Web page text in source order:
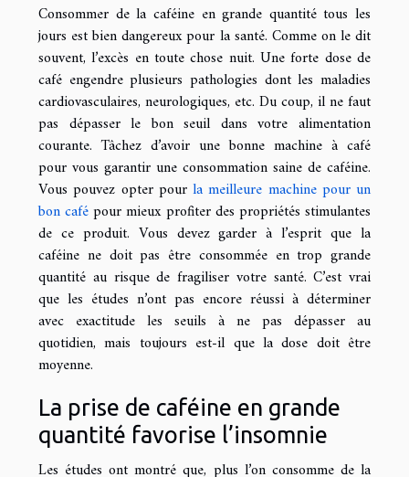
Consommer de la caféine en grande quantité tous les
jours est bien dangereux pour la santé. Comme on le dit
souvent, l’excès en toute chose nuit. Une forte dose de
café engendre plusieurs pathologies dont les maladies
cardiovasculaires, neurologiques, etc. Du coup, il ne faut
pas dépasser le bon seuil dans votre alimentation
courante. Tâchez d’avoir une bonne machine à café
pour vous garantir une consommation saine de caféine.
Vous pouvez opter pour la meilleure machine pour un
bon cafépour mieux profiter des propriétés stimulantes
de ce produit. Vous devez garder à l’esprit que la
caféine ne doit pas être consommée en trop grande
quantité au risque de fragiliser votre santé. C’est vrai
que les études n’ont pas encore réussi à déterminer
avec exactitude les seuils à ne pas dépasser au
quotidien, mais toujours est-il que la dose doit être
moyenne.
La prise de caféine en grande
quantité favorise l’insomnie
Les études ont montré que, plus l’on consomme de la